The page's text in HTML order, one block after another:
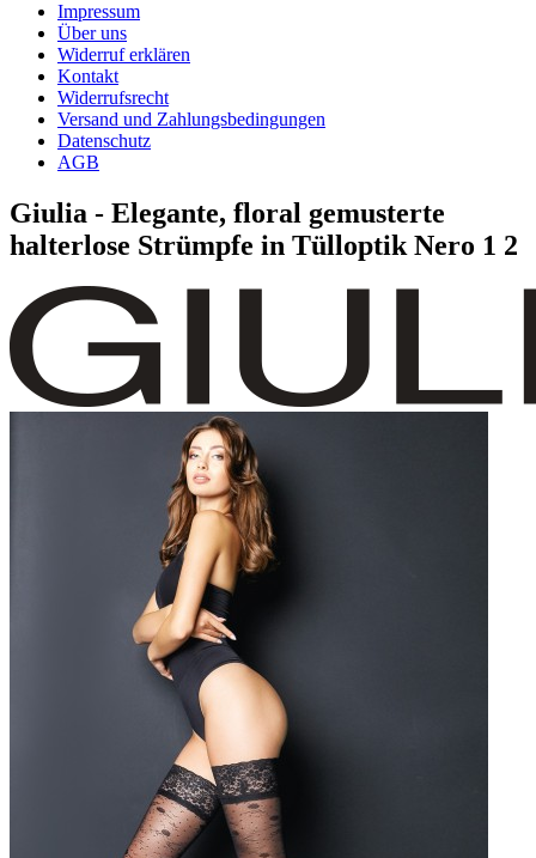
Impressum
Über uns
Widerruf erklären
Kontakt
Widerrufsrecht
Versand und Zahlungsbedingungen
Datenschutz
AGB
Giulia - Elegante, floral gemusterte
halterlose Strümpfe in Tülloptik Nero 1 2